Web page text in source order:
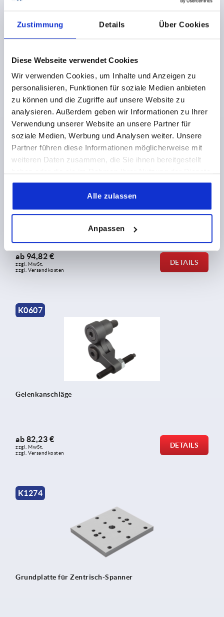
Zustimmung Details Über Cookies
Diese Webseite verwendet Cookies
Wir verwenden Cookies, um Inhalte und Anzeigen zu
personalisieren, Funktionen für soziale Medien anbieten
zu können und die Zugriffe auf unsere Website zu
analysieren. Außerdem geben wir Informationen zu Ihrer
Verwendung unserer Website an unsere Partner für
soziale Medien, Werbung und Analysen weiter. Unsere
Partner führen diese Informationen möglicherweise mit
weiteren Daten zusammen, die Sie ihnen bereitgestellt
gesammelt haben.
Alle zulassen
Anpassen
Einschraubbacken für Zentrisch-Spanner 65-80-125 mm
ab48,88 €
zzgl. Versandkosten
DETAILS
K1375
Prismenbacken für Zentrisch-Spanner 65-80-125 mm
ab 94,82 €
zzgl. MwSt.
zzgl. Versandkosten
DETAILS
K0607
Gelenkanschläge
ab 82,23 €
zzgl. MwSt.
zzgl. Versandkosten
DETAILS
K1274
Grundplatte für Zentrisch-Spanner